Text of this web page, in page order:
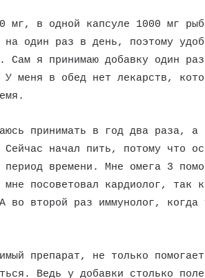
мг, в одной капсуле 1000 мг
на один раз в день, поэтому
Сам я принимаю добавку один
меня в обед нет лекарств,
принимать в год два раза, а
начал пить, потому что
времени. Мне омега 3
посоветовал кардиолог, так
во второй раз иммунолог, когда
препарат, не только помогает
Ведь у добавки столько